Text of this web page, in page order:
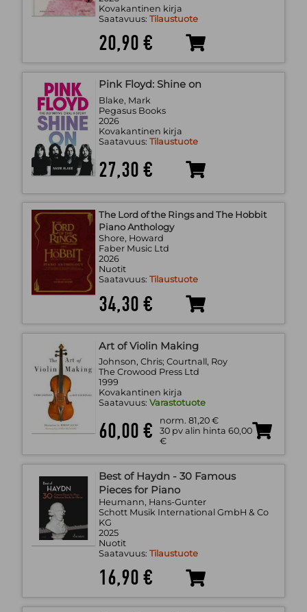
Kovakantinen kirja
Saatavuus: Tilaustuote
20,90 €
Pink Floyd: Shine on
Blake, Mark
Pegasus Books
2026
Kovakantinen kirja
Saatavuus: Tilaustuote
27,30 €
The Lord of the Rings and The Hobbit
Piano Anthology
Shore, Howard
Faber Music Ltd
2026
Nuotit
Saatavuus: Tilaustuote
34,30 €
Art of Violin Making
Johnson, Chris; Courtnall, Roy
The Crowood Press Ltd
1999
Kovakantinen kirja
Saatavuus: Varastotuote
norm. 81,20 €
30 pv alin hinta 60,00
€
60,00 €
Best of Haydn - 30 Famous
Pieces for Piano
Heumann, Hans-Gunter
Schott Musik International GmbH & Co
KG
2025
Nuotit
Saatavuus: Tilaustuote
16,90 €